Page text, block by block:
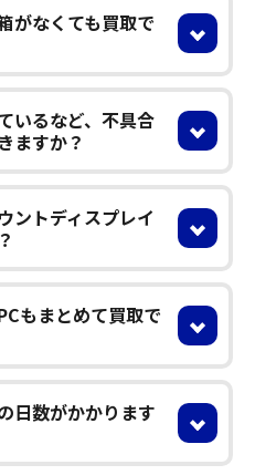
がなくても買取で
いるなど、不具合
ますか？
ントディスプレイ
もまとめて買取で
日数がかかります